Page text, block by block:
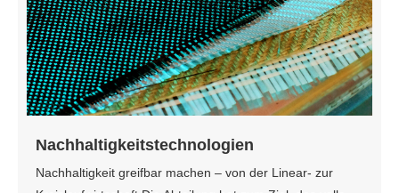
Nachhaltigkeitstechnologien
Nachhaltigkeit greifbar machen – von der Linear- zur